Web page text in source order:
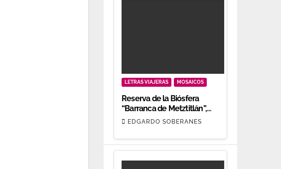
LETRAS VIAJERAS MOSAICOS
Reserva de la Biósfera
“Barranca de Metztitlán”,
patrimonio biocultural
EDGARDO SOBERANES